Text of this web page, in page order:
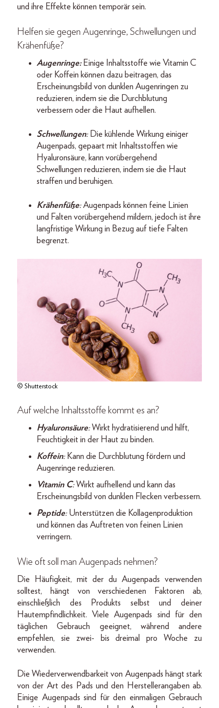
und ihre Effekte können temporär sein.
Helfen sie gegen Augenringe, Schwellungen und
Krähenfüße?
Augenringe:Einige Inhaltsstoffe wie Vitamin C
oder Koffein können dazu beitragen, das
Erscheinungsbild von dunklen Augenringen zu
reduzieren, indem sie die Durchblutung
verbessern oder die Haut aufhellen.
Schwellungen:Die kühlende Wirkung einiger
Augenpads, gepaart mit Inhaltsstoffen wie
Hyaluronsäure, kann vorübergehend
Schwellungen reduzieren, indem sie die Haut
straffen und beruhigen.
Krähenfüße:Augenpads können feine Linien
und Falten vorübergehend mildern, jedoch ist ihre
langfristige Wirkung in Bezug auf tiefe Falten
begrenzt.
© Shutterstock
Auf welche Inhaltsstoffe kommt es an?
Hyaluronsäure:Wirkt hydratisierend und hilft,
Feuchtigkeit in der Haut zu binden.
Koffein:Kann die Durchblutung fördern und
Augenringe reduzieren.
Vitamin C:Wirkt aufhellend und kann das
Erscheinungsbild von dunklen Flecken verbessern.
Peptide:Unterstützen die Kollagenproduktion
und können das Auftreten von feinen Linien
verringern.
Wie oft soll man Augenpads nehmen?
Die Häufigkeit, mit der du Augenpads verwenden
solltest, hängt von verschiedenen Faktoren ab,
einschließlich des Produkts selbst und deiner
Hautempfindlichkeit. Viele Augenpads sind für den
täglichen Gebrauch geeignet, während andere
empfehlen, sie zwei- bis dreimal pro Woche zu
verwenden.
Die Wiederverwendbarkeit von Augenpads hängt stark
von der Art des Pads und den Herstellerangaben ab.
Einige Augenpads sind für den einmaligen Gebrauch